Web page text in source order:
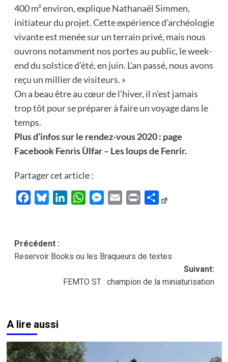
400 m² environ, explique Nathanaël Simmen,
initiateur du projet. Cette expérience d’archéologie
vivante est menée sur un terrain privé, mais nous
ouvrons notamment nos portes au public, le week-
end du solstice d’été, en juin. L’an passé, nous avons
reçu un millier de visiteurs. »
On a beau être au cœur de l’hiver, il n’est jamais
trop tôt pour se préparer à faire un voyage dans le
temps.
Plus d’infos sur le rendez-vous 2020 : page
Facebook Fenrìs Ùlfar – Les loups de Fenrir.
Partager cet article :
FacebookBlueskyLinkedInWhatsAppMessenger
Email Print Partager
Navigation
d’article
Précédent :
Reservoir Books ou les Braqueurs de textes
Suivant:
FEMTO ST : champion de la miniaturisation
A lire aussi